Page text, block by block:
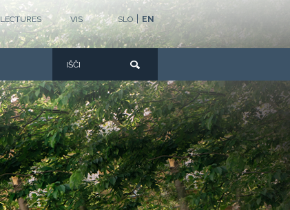
SLO EN
LECTURES VIS